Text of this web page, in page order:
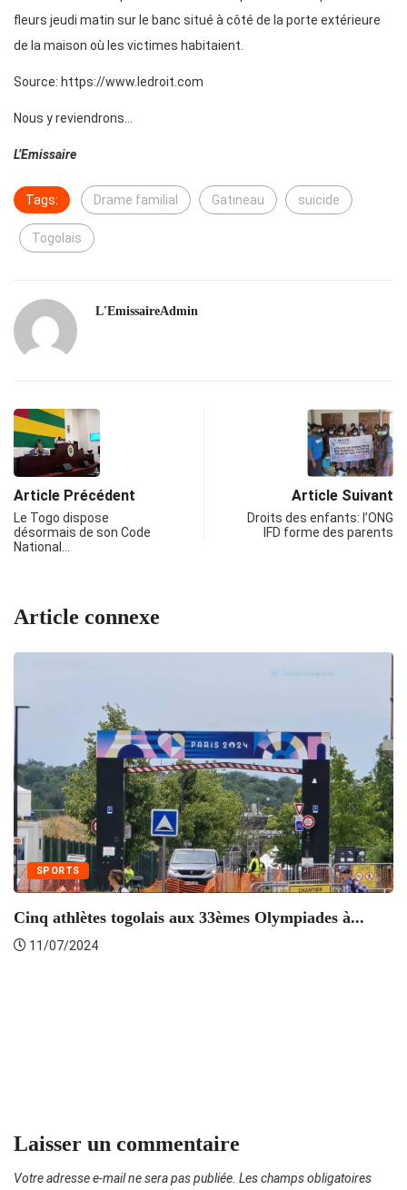
fleurs jeudi matin sur le banc situé à côté de la porte extérieure
de la maison où les victimes habitaient.
Source: https://www.ledroit.com
Nous y reviendrons…
L’Emissaire
Tags: Drame familial Gatineau suicide
Togolais
L'EmissaireAdmin
Article Précédent
Le Togo dispose
désormais de son Code
National…
Article Suivant
Droits des enfants: l’ONG
IFD forme des parents
Article connexe
SPORTS
Cinq athlètes togolais aux 33èmes Olympiades à...
11/07/2024
Laisser un commentaire
Votre adresse e-mail ne sera pas publiée. Les champs obligatoires